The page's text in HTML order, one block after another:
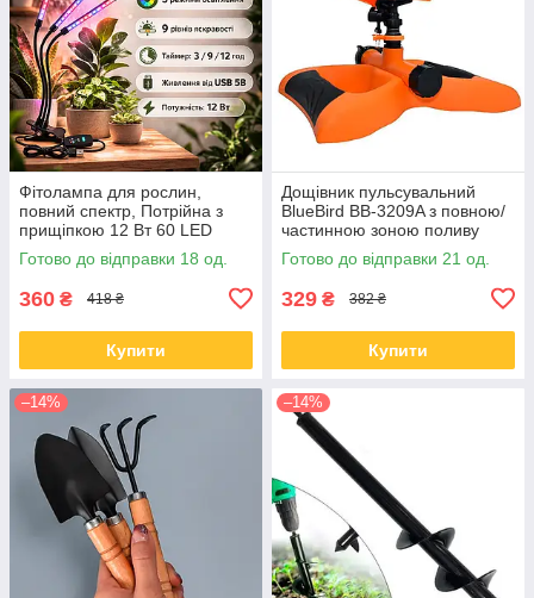
Фітолампа для рослин,
повний спектр, Потрійна з
прищіпкою 12 Вт 60 LED
Готово до відправки 18 од.
360 ₴ 418 ₴
Купити
Дощівник пульсувальний
BlueBird BB-3209A з повною/
частинною зоною поливу
Готово до відправки 21 од.
329 ₴ 382 ₴
Купити
–14% –14%